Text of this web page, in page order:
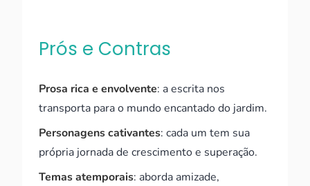
Prós e Contras
Prosa rica e envolvente: a escrita nos
transporta para o mundo encantado do jardim.
Personagens cativantes: cada um tem sua
própria jornada de crescimento e superação.
Temas atemporais: aborda amizade,